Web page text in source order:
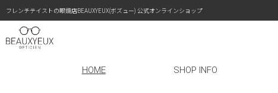
フレンチテイストの眼鏡店BEAUXYEUX(ボズュー) 公式オンラインショップ
HOME SHOP INFO